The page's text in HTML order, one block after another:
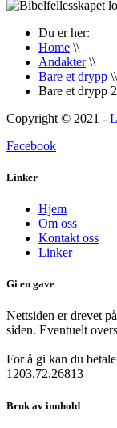
Du er her:
Home \\
Andakter \\
Bare et drypp \\
Bare et drypp
Copyright © 2021 -
Facebook
Linker
Hjem
Om oss
Kontakt oss
Linker
Gi en gave
Nettsiden er drevet
siden. Eventuelt
For å gi kan du
1203.72.26813
Bruk av innhold